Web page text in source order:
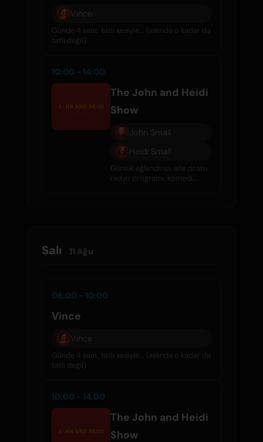
Vince
Günde 4 saat, tatlı sesiyle... (aslında o kadar da
tatlı değil)
10:00 - 14:00
The John and Heidi
Show
John Small
Heidi Small
Günlük eğlendirici, aile dostu
radyo programı; komedi,
Salı 11 Ağu
06:00 - 10:00
Vince
Vince
Günde 4 saat, tatlı sesiyle... (aslında o kadar da
tatlı değil)
10:00 - 14:00
The John and Heidi
Show